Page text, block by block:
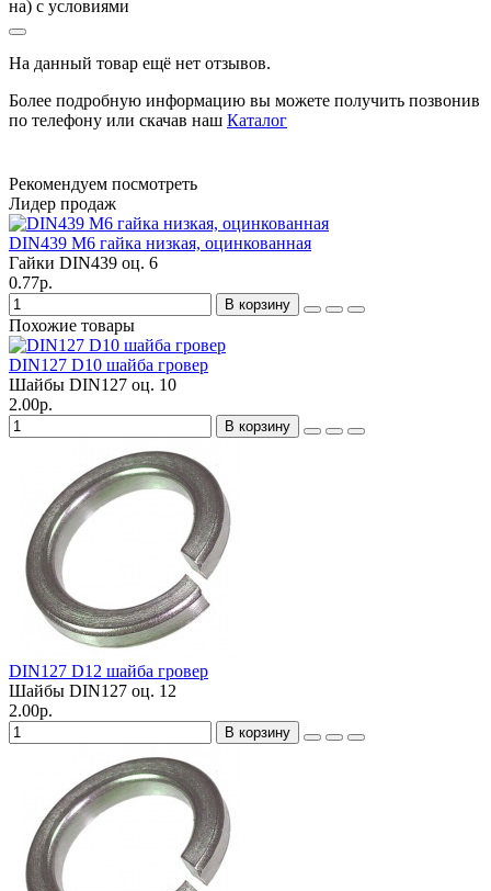
на) с условиями
На данный товар ещё нет отзывов.
Более подробную информацию вы можете получить позвонив
по телефону или скачав наш Каталог
Рекомендуем посмотреть
Лидер продаж
DIN439 М6 гайка низкая, оцинкованная
Гайки DIN439 оц. 6
0.77р.
В корзину
Похожие товары
DIN127 D10 шайба гровер
Шайбы DIN127 оц. 10
2.00р.
В корзину
DIN127 D12 шайба гровер
Шайбы DIN127 оц. 12
2.00р.
В корзину